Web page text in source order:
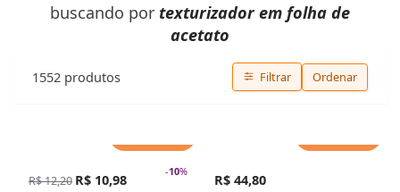
buscando por texturizador em folha de
acetato
1552 produtos Filtrar Ordenar
-10%
R$ 12,20 R$ 10,98 R$ 44,80